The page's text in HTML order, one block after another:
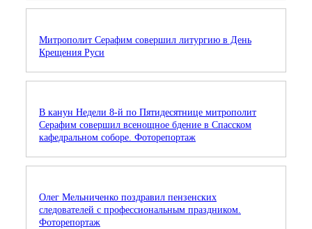
Митрополит Серафим совершил литургию в День
Крещения Руси
В канун Недели 8-й по Пятидесятнице митрополит
Серафим совершил всенощное бдение в Спасском
кафедральном соборе. Фоторепортаж
Олег Мельниченко поздравил пензенских
следователей с профессиональным праздником.
Фоторепортаж